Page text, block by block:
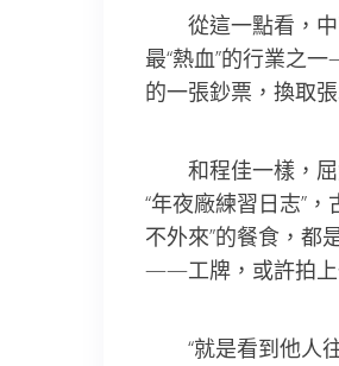
從這一點看，中
最“熱血”的行業之
的一張鈔票，換取
和程佳一樣，屈
“年夜廠練習日志”
不外來”的餐食，都
——工牌，或許拍上
“就是看到他人往